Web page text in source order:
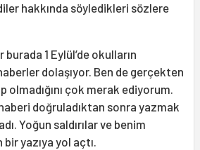
hakkında söyledikleri sözlere
1 Eylül’de okulların
dolaşıyor. Ben de gerçekten
olmadığını çok merak ediyorum.
haberi doğruladıktan sonra yazmak
Yoğun saldırılar ve benim
yazıya yol açtı.